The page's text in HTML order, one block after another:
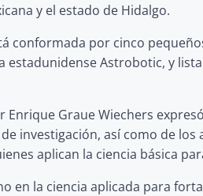
y el estado de Hidalgo.
conformada por cinco
estadunidense Astrobotic, y
Graue Wiechers
investigación, así como de
aplican la ciencia básica
en la ciencia aplicada para